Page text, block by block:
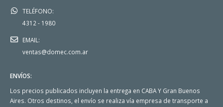
TELÉFONO:
4312 - 1980
EMAIL:
ventas@domec.com.ar
ENVÍOS:
Los precios publicados incluyen la entrega en CABA Y Gran Buenos
Aires. Otros destinos, el envío se realiza vía empresa de transporte a